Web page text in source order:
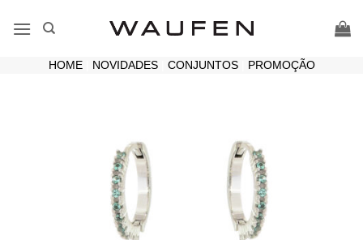
HOME| NOVIDADES| CONJUNTOS| PROMOÇÃO